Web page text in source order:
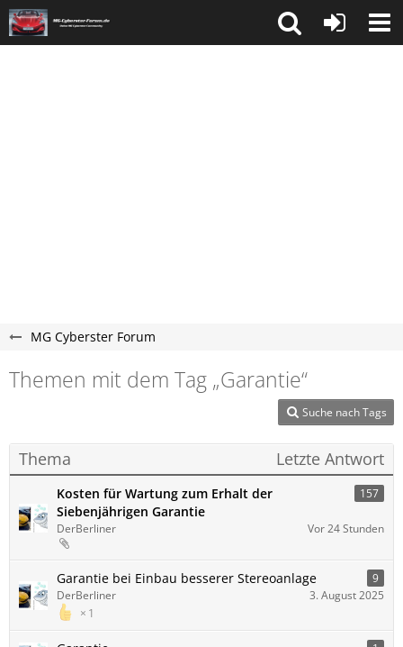
MG Cyberster Forum
Themen mit dem Tag „Garantie“
Suche nach Tags
Thema Letzte Antwort
Kosten für Wartung zum Erhalt der
Siebenjährigen Garantie
157
DerBerliner Vor 24 Stunden
Garantie bei Einbau besserer Stereoanlage 9
1
DerBerliner 3. August 2025